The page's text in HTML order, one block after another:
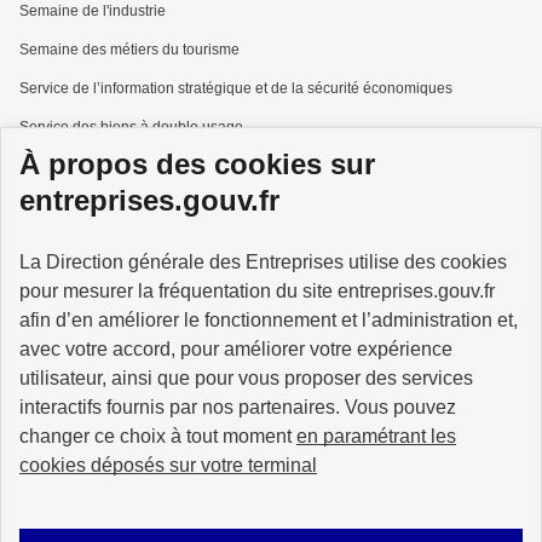
À propos des cookies sur
entreprises.gouv.fr
La Direction générale des Entreprises utilise des cookies
pour mesurer la fréquentation du site entreprises.gouv.fr
afin d’en améliorer le fonctionnement et l’administration et,
avec votre accord, pour améliorer votre expérience
utilisateur, ainsi que pour vous proposer des services
interactifs fournis par nos partenaires. Vous pouvez
changer ce choix à tout momenten paramétrant les
cookies déposés sur votre terminal
Semaine de l'industrie
Semaine des métiers du tourisme
Service de l’information stratégique et de la sécurité économiques
Service des biens à double usage
Services à la personne
GOUVERNEMENT
info.gouv.fr service-public.gouv.fr